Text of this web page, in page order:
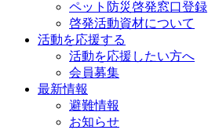
ペット防災啓発窓口登録
啓発活動資材について
活動を応援する
活動を応援したい方へ
会員募集
最新情報
避難情報
お知らせ